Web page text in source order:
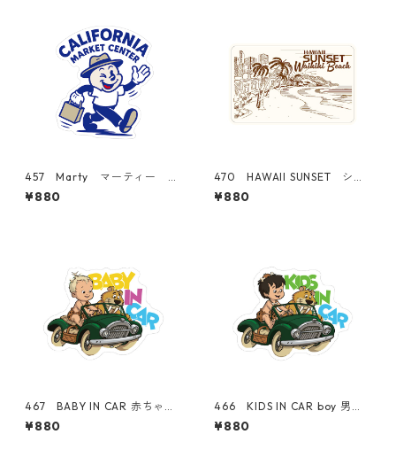
457 Marty マーティー
"California Market Cente
r" アメリカンステッカー ス
¥880
470 HAWAII SUNSET シリ
ーズ！ WAIKIKI BEACH "C
alifornia Market Center"
¥880
467 BABY IN CAR 赤ちゃ
ん "California Market Cent
er" アメリカンステッカー
¥880
466 KIDS IN CAR boy 男の
子 "California Market Cent
er" アメリカンステッカー
¥880